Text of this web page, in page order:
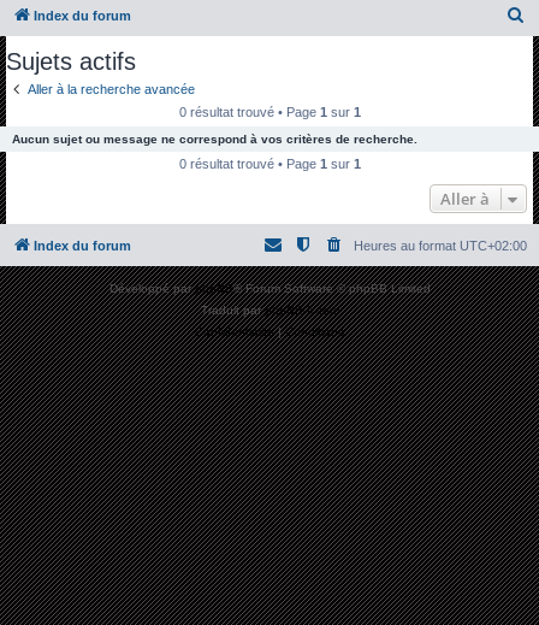
Index du forum
c
e
r
Sujets actifs
Aller à la recherche avancée
0 résultat trouvé • Page 1 sur 1
Aucun sujet ou message ne correspond à vos critères de recherche.
0 résultat trouvé • Page 1 sur 1
Aller à
Index du forum Heures au format UTC+02:00
Développé parphpBB® Forum Software © phpBB Limited
Traduit parphpBB-fr.com
Confidentialité|Conditions